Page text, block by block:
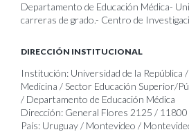
Departamento de Educación Médica-
carreras de grado.- Centro de
DIRECCIÓN INSTITUCIONAL
Institución: Universidad de la República
Medicina / Sector Educación Superior/
/ Departamento de Educación Médica
Dirección: General Flores 2125 / 11800
País: Uruguay / Montevideo /